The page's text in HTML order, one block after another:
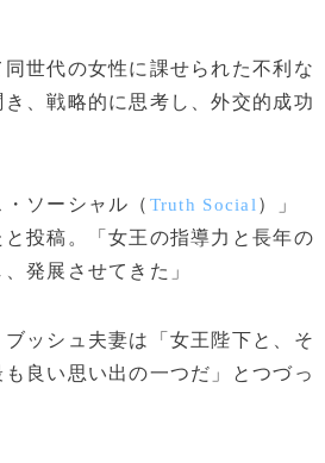
世代の女性に課せられた不利な
、戦略的に思考し、外交的成功
ソーシャル（ Truth Social ）」
投稿。「女王の指導力と長年の
発展させてきた」
ッシュ夫妻は「女王陛下と、そ
良い思い出の一つだ」とつづっ